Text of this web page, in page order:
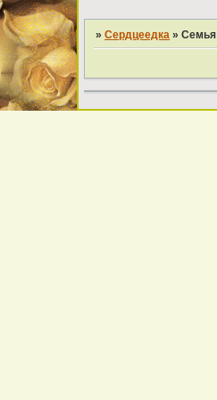
»Cердцеедка »Семья